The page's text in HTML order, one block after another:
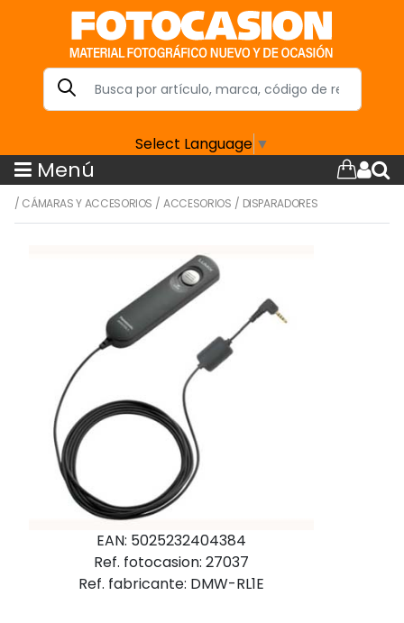
Select Language ▼
Menú
/ CÁMARAS Y ACCESORIOS /ACCESORIOS / DISPARADORES
EAN: 5025232404384
Ref. fotocasion: 27037
Ref. fabricante: DMW-RL1E